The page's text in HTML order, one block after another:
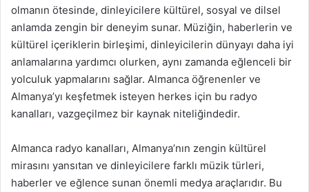
olmanın ötesinde, dinleyicilere kültürel, sosyal ve dilsel
anlamda zengin bir deneyim sunar. Müziğin, haberlerin ve
kültürel içeriklerin birleşimi, dinleyicilerin dünyayı daha iyi
anlamalarına yardımcı olurken, aynı zamanda eğlenceli bir
yolculuk yapmalarını sağlar. Almanca öğrenenler ve
Almanya’yı keşfetmek isteyen herkes için bu radyo
kanalları, vazgeçilmez bir kaynak niteliğindedir.
Almanca radyo kanalları, Almanya’nın zengin kültürel
mirasını yansıtan ve dinleyicilere farklı müzik türleri,
haberler ve eğlence sunan önemli medya araçlarıdır. Bu